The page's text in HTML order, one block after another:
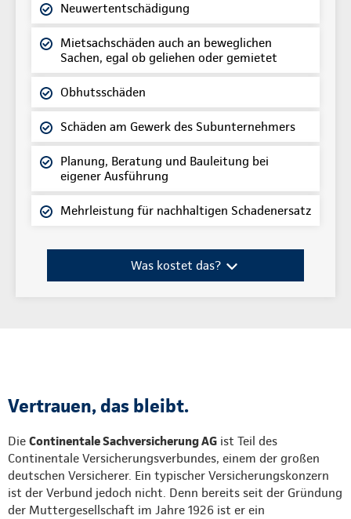
Neuwertentschädigung
Mietsachschäden auch an beweglichen
Sachen, egal ob geliehen oder gemietet
Obhutsschäden
Schäden am Gewerk des Subunternehmers
Planung, Beratung und Bauleitung bei
eigener Ausführung
Mehrleistung für nachhaltigen Schadenersatz
Was kostet das?
Vertrauen, das bleibt.
Die Continentale Sachversicherung AG ist Teil des
Continentale Versicherungsverbundes, einem der großen
deutschen Versicherer. Ein typischer Versicherungskonzern
ist der Verbund jedoch nicht. Denn bereits seit der Gründung
der Muttergesellschaft im Jahre 1926 ist er ein